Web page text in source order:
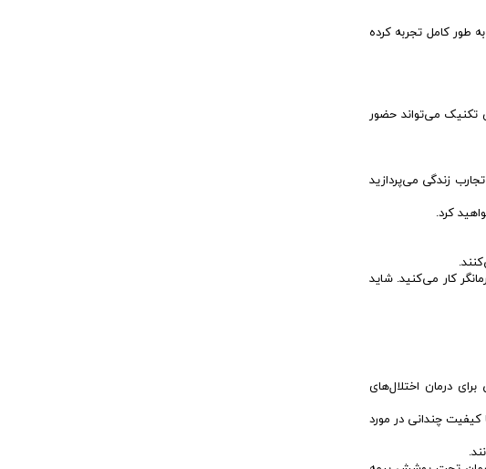
طور کامل تجربه کرده
تکنیک می‌تواند حضور
زندگی می‌پردازید
کرد.
کار می‌کنید. شاید
طبق نتایج مطالعه کنترل شده در سال ۲۰۱۴، طرحواره درمانی برای درمان اختلال‌های
و با کیفیت چندانی در مورد